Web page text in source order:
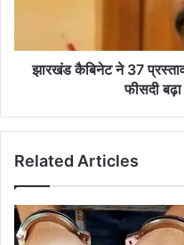
राज्यकर्मियों
देने
झारखंड कैबिनेट ने 37
फीसदी
Related Articles